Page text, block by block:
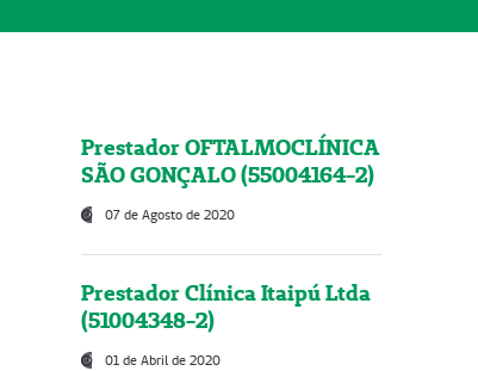
Prestador OFTALMOCLÍNICA
SÃO GONÇALO (55004164-2)
07 de Agosto de 2020
Prestador Clínica Itaipú Ltda
(51004348-2)
01 de Abril de 2020